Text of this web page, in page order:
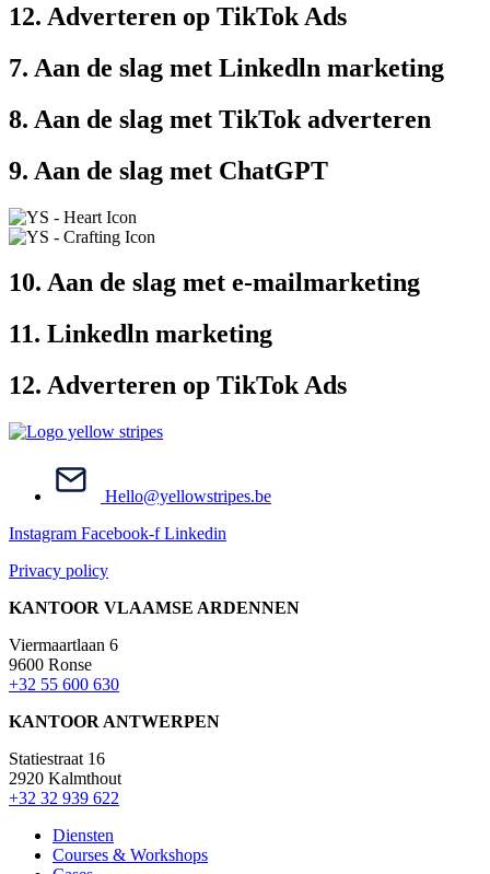
12. Adverteren op TikTok Ads
7. Aan de slag met Linkedln marketing
8. Aan de slag met TikTok adverteren
9. Aan de slag met ChatGPT
10. Aan de slag met e-mailmarketing
11. Linkedln marketing
12. Adverteren op TikTok Ads
Hello@yellowstripes.be
Instagram Facebook-f Linkedin
Privacy policy
KANTOOR VLAAMSE ARDENNEN
Viermaartlaan 6
9600 Ronse
+32 55 600 630
KANTOOR ANTWERPEN
Statiestraat 16
2920 Kalmthout
+32 32 939 622
Diensten
Courses & Workshops